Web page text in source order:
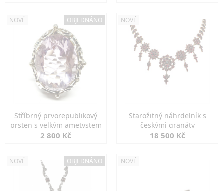
NOVÉ OBJEDNÁNO
Stříbrný prvorepublikový
prsten s velkým ametystem
2 800 Kč
NOVÉ
Starožitný náhrdelník s
českými granáty
18 500 Kč
NOVÉ OBJEDNÁNO NOVÉ